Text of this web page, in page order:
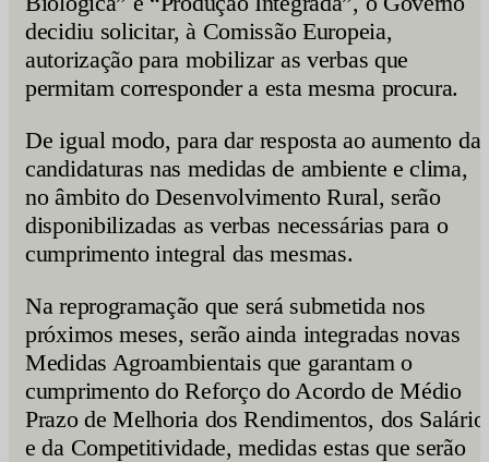
decidiu solicitar, à Comissão Europeia,
autorização para mobilizar as verbas que
permitam corresponder a esta mesma procura.
De igual modo, para dar resposta ao aumento das
candidaturas nas medidas de ambiente e clima,
no âmbito do Desenvolvimento Rural, serão
disponibilizadas as verbas necessárias para o
cumprimento integral das mesmas.
Na reprogramação que será submetida nos
próximos meses, serão ainda integradas novas
Medidas Agroambientais que garantam o
cumprimento do Reforço do Acordo de Médio
Prazo de Melhoria dos Rendimentos, dos
e da Competitividade, medidas estas que serão